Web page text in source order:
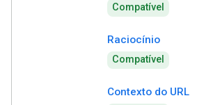
Compatível
Raciocínio
Compatível
Contexto do URL